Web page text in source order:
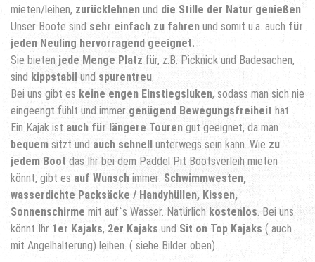
mieten/leihen, zurücklehnen und die Stille der Natur genießen.
Unser Boote sind sehr einfach zu fahren und somit u.a. auch für
jeden Neuling hervorragend geeignet.
Sie bieten jede Menge Platz für, z.B. Picknick und Badesachen,
sind kippstabil und spurentreu.
Bei uns gibt es keine engen Einstiegsluken, sodass man sich nie
eingeengt fühlt und immergenügend Bewegungsfreiheit hat.
Ein Kajak ist auch für längere Touren gut geeignet, da man
bequem sitzt und auch schnell unterwegs sein kann. Wie zu
jedem Boot das Ihr bei dem Paddel Pit Bootsverleih mieten
könnt, gibt es auf Wunsch immer: Schwimmwesten,
wasserdichte Packsäcke / Handyhüllen, Kissen,
Sonnenschirme mit auf`s Wasser. Natürlich kostenlos. Bei uns
könnt Ihr 1er Kajaks, 2er Kajaks und Sit on Top Kajaks ( auch
mit Angelhalterung) leihen. ( siehe Bilder oben).